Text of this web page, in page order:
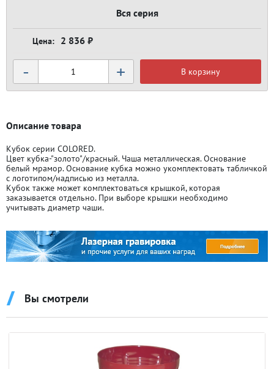
Вся серия
2 836 ₽
- + В корзину
Описание товара
Кубок серии COLORED.
Цвет кубка-"золото"/красный. Чаша металлическая. Основание
белый мрамор. Основание кубка можно укомплектовать табличкой
с логотипом/надписью из металла.
Кубок также может комплектоваться крышкой, которая
заказывается отдельно. При выборе крышки необходимо
учитывать диаметр чаши.
Вы смотрели